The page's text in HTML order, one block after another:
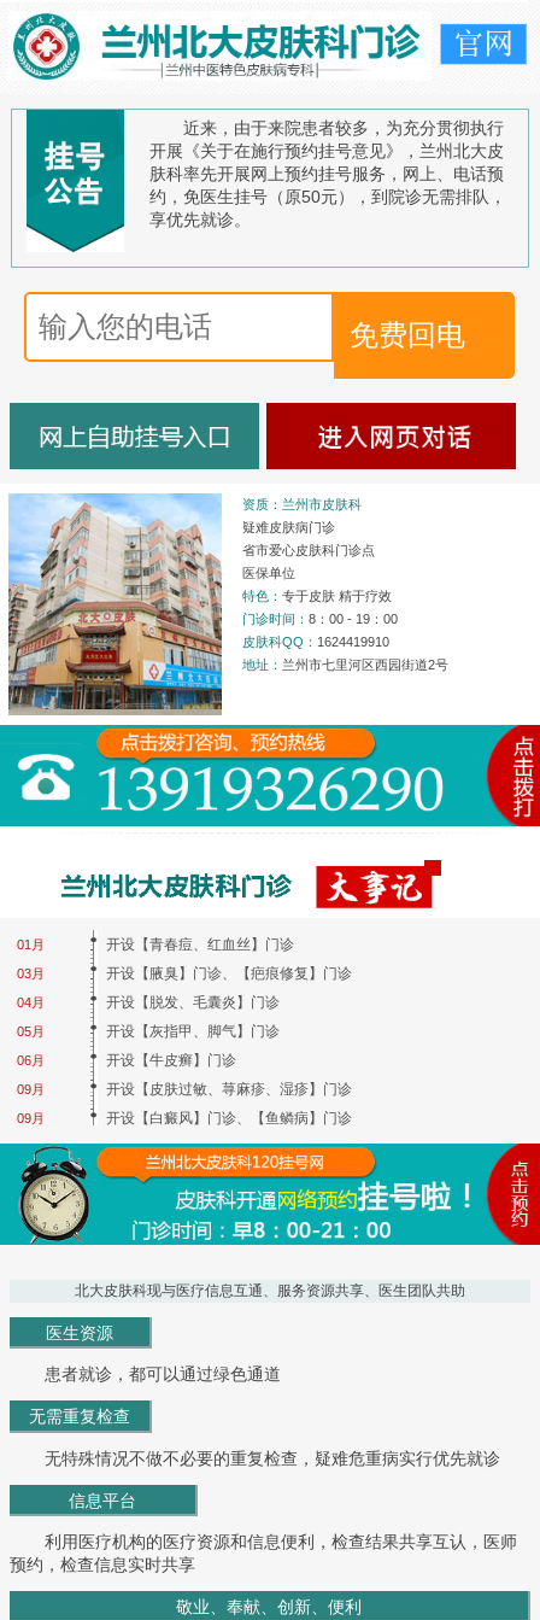
近来，由于来院患者较多，为充分贯彻执行
开展《关于在施行预约挂号意见》，兰州北大皮
肤科率先开展网上预约挂号服务，网上、电话预
约，免医生挂号（原50元），到院诊无需排队，
享优先就诊。
资质：兰州市皮肤科
疑难皮肤病门诊
省市爱心皮肤科门诊点
医保单位
特色：专于皮肤 精于疗效
门诊时间：8：00 - 19：00
皮肤科QQ： 1624419910
地址： 兰州市七里河区西园街道2号
01月
03月
04月
05月
06月
09月
09月
开设【青春痘、红血丝】门诊
开设【腋臭】门诊、【疤痕修复】门诊
开设【脱发、毛囊炎】门诊
开设【灰指甲、脚气】门诊
开设【牛皮癣】门诊
开设【皮肤过敏、荨麻疹、湿疹】门诊
开设【白癜风】门诊、【鱼鳞病】门诊
北大皮肤科现与医疗信息互通、服务资源共享、医生团队共助
医生资源
患者就诊，都可以通过绿色通道
无需重复检查
无特殊情况不做不必要的重复检查，疑难危重病实行优先就诊
信息平台
利用医疗机构的医疗资源和信息便利，检查结果共享互认，医师
预约，检查信息实时共享
敬业、奉献、创新、便利